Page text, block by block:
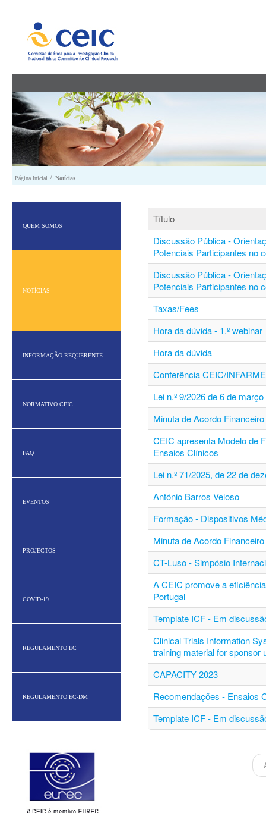
Página Inicial / Notícias
QUEM SOMOS
NOTÍCIAS
INFORMAÇÃO REQUERENTE
NORMATIVO CEIC
FAQ
EVENTOS
PROJECTOS
COVID-19
REGULAMENTO EC
REGULAMENTO EC-DM
Título
Discussão Pública -
Potenciais Participantes no
Discussão Pública -
Potenciais Participantes no
Taxas/Fees
Hora da dúvida - 1.º webinar
Hora da dúvida
Conferência CEIC/
Lei n.º 9/2026 de 6 de março
Minuta de Acordo
CEIC apresenta Modelo de
Ensaios Clínicos
Lei n.º 71/2025, de 22 de
António Barros Veloso
Formação - Dispositivos
Minuta de Acordo
CT-Luso - Simpósio
A CEIC promove a
Portugal
Template ICF - Em
Clinical Trials Information
training material for sponsor
CAPACITY 2023
Recomendações - Ensaios
Template ICF - Em